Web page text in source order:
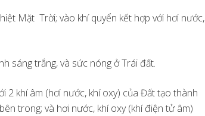
Mặt Trời; vào khí quyển kết hợp với hơi nước,
sáng trắng, và sức nóng ở Trái đất.
2 khí âm (hơi nước, khí oxy) của Đất tạo thành
trong; và hơi nước, khí oxy (khí điện tử âm)